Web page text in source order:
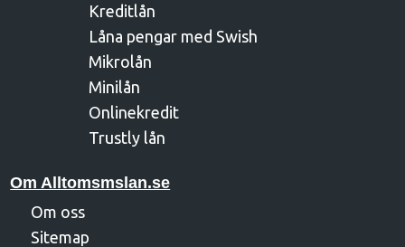
Kreditlån
Låna pengar med Swish
Mikrolån
Minilån
Onlinekredit
Trustly lån
Om Alltomsmslan.se
Om oss
Sitemap